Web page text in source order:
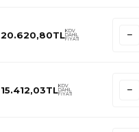
20.620,80TLKDV
DAHİL
FİYATI
15.412,03TLKDV
DAHİL
FİYATI